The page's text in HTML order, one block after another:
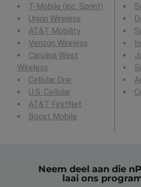
T-Mobile (inc. Sprint)
Union Wireless
AT&T Mobility
Verizon Wireless
Carolina West
Wireless
Cellular One
U.S. Cellular
AT&T FirstNet
Boost Mobile
Neem deel aan die
laai ons